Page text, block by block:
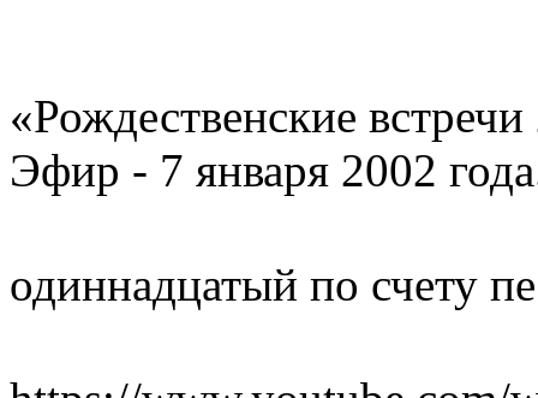
«Рождественские
Эфир - 7 января 2002
одиннадцатый по счету